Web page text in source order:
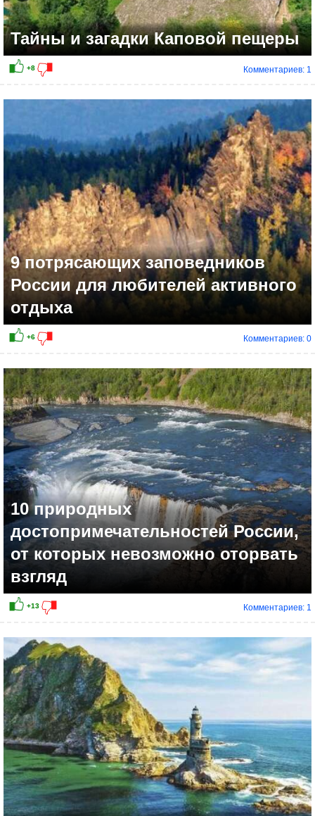
+9
Тайны и загадки Каповой пещеры
Комментариев: 1
9 потрясающих заповедников
России для любителей активного
отдыха
Комментариев: 0
10 природных
достопримечательностей России,
от которых невозможно оторвать
взгляд
Комментариев: 1